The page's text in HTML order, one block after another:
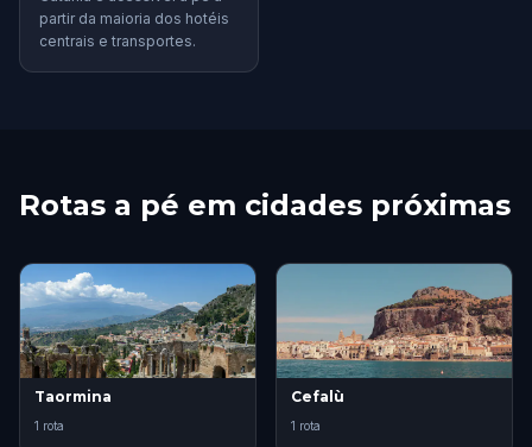
partir da maioria dos hotéis
centrais e transportes.
Rotas a pé em cidades próximas
Taormina
1 rota
Cefalù
1 rota